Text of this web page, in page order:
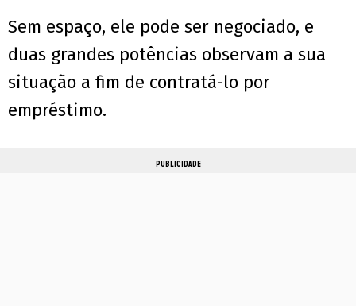
Sem espaço, ele pode ser negociado, e
duas grandes potências observam a sua
situação a fim de contratá-lo por
empréstimo.
PUBLICIDADE